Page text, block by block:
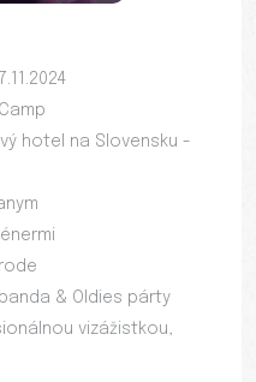
hotel na Slovensku -
& Oldies párty
vizážistkou,